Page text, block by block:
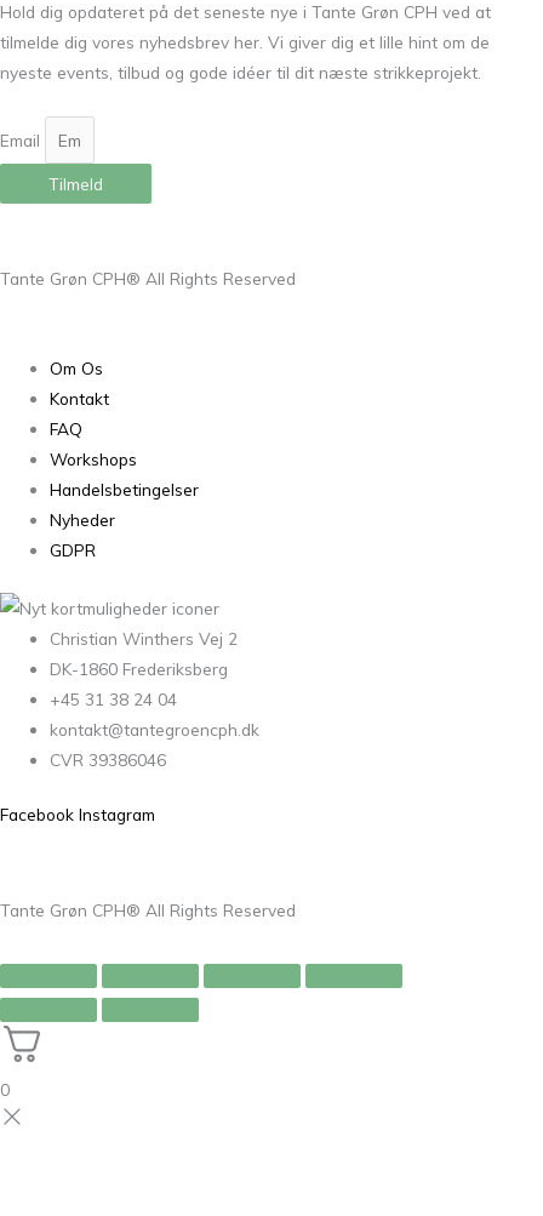
Hold dig opdateret på det seneste nye i Tante Grøn CPH ved at
tilmelde dig vores nyhedsbrev her. Vi giver dig et lille hint om de
nyeste events, tilbud og gode idéer til dit næste strikkeprojekt.
Email
Tilmeld
Tante Grøn CPH® All Rights Reserved
Om Os
Kontakt
FAQ
Workshops
Handelsbetingelser
Nyheder
GDPR
Christian Winthers Vej 2
DK-1860 Frederiksberg
+45 31 38 24 04
kontakt@tantegroencph.dk
CVR 39386046
Facebook Instagram
Tante Grøn CPH® All Rights Reserved
0